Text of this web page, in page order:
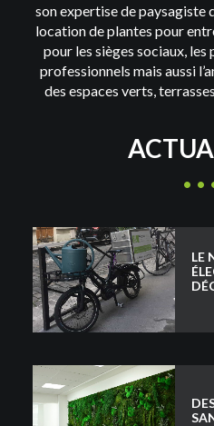
son expertise de paysagiste
location de plantes pour
pour les sièges sociaux, les
professionnels mais aussi
des espaces verts,
LE